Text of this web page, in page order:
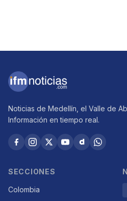
Noticias de Medellín, el Valle de
Información en tiempo real.
SECCIONES
Colombia